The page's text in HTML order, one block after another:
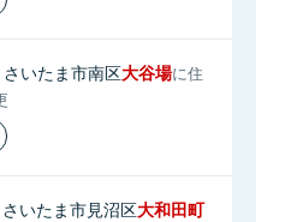
さいたま市南区大谷場に住
さいたま市見沼区大和田町